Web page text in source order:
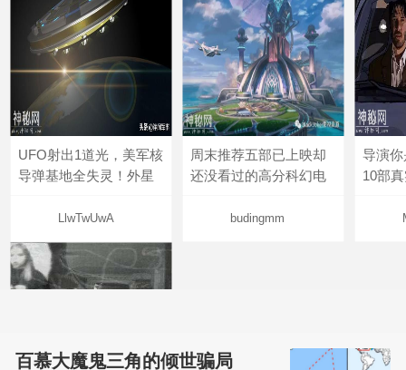
UFO射出1道光，美军核
导弹基地全失灵！外星
LlwTwUwA
周末推荐五部已上映却
还没看过的高分科幻电
budingmm
导演
10部
百慕大魔鬼三角的倾世骗局